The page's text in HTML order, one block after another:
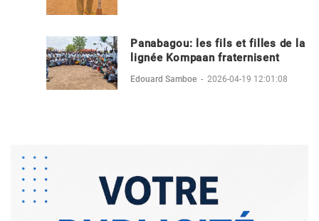
Panabagou: les fils et filles de la
lignée Kompaan fraternisent
Edouard Samboe - 2026-04-19 12:01:08